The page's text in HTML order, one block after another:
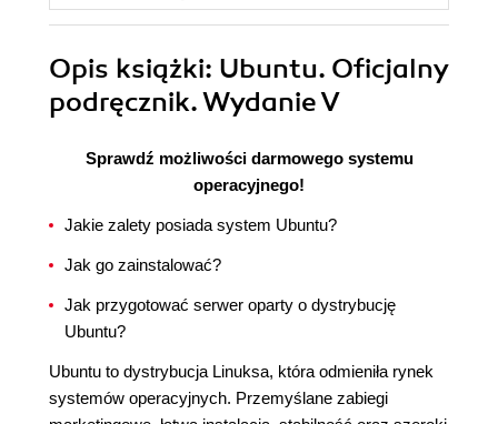
Opis książki: Ubuntu. Oficjalny
podręcznik. Wydanie V
Sprawdź możliwości darmowego systemu
operacyjnego!
Jakie zalety posiada system Ubuntu?
Jak go zainstalować?
Jak przygotować serwer oparty o dystrybucję
Ubuntu?
Ubuntu to dystrybucja Linuksa, która odmieniła rynek
systemów operacyjnych. Przemyślane zabiegi